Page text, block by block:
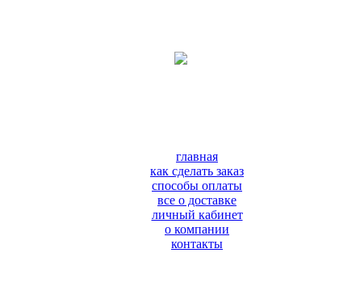
главная
как сделать заказ
способы оплаты
все о доставке
личный кабинет
о компании
контакты